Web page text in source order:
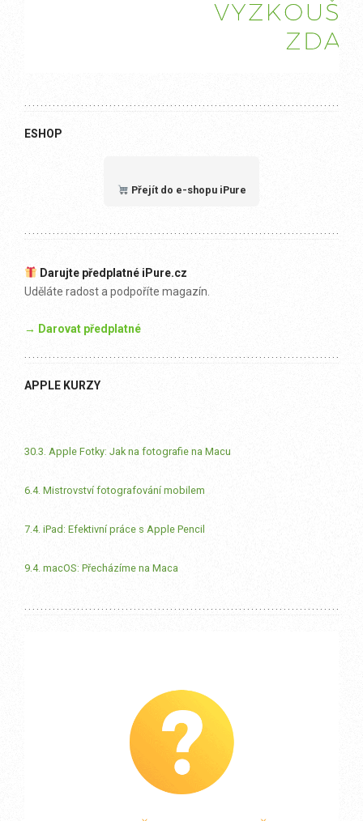
ESHOP
Přejít do e-shopu iPure
Darujte předplatné iPure.cz
Uděláte radost a podpoříte magazín.
→ Darovat předplatné
APPLE KURZY
30.3. Apple Fotky: Jak na fotografie na Macu
6.4. Mistrovství fotografování mobilem
7.4. iPad: Efektivní práce s Apple Pencil
9.4. macOS: Přecházíme na Maca